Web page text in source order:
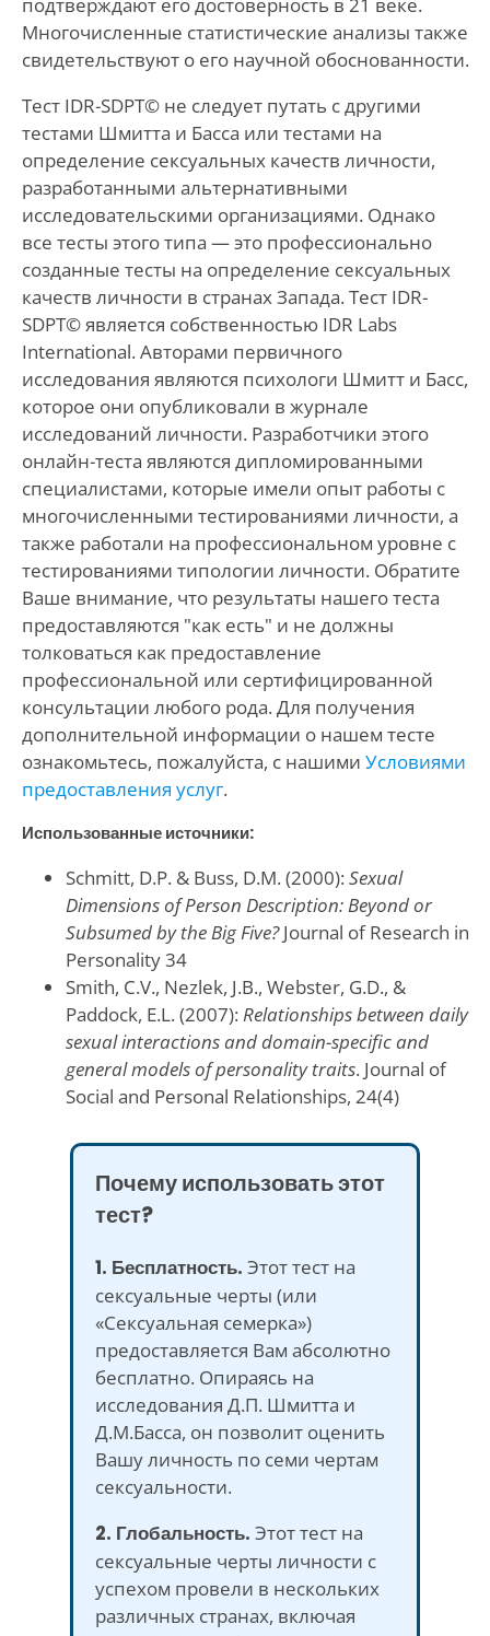
Многочисленные статистические анализы также
свидетельствуют о его научной обоснованности.
Тест IDR-SDPT© не следует путать с другими
тестами Шмитта и Басса или тестами на
определение сексуальных качеств личности,
разработанными альтернативными
исследовательскими организациями. Однако
все тесты этого типа — это профессионально
созданные тесты на определение сексуальных
качеств личности в странах Запада. Тест IDR-
SDPT© является собственностью IDR Labs
International. Авторами первичного
исследования являются психологи Шмитт и Басс,
которое они опубликовали в журнале
исследований личности. Разработчики этого
онлайн-теста являются дипломированными
специалистами, которые имели опыт работы с
многочисленными тестированиями личности, а
также работали на профессиональном уровне с
тестированиями типологии личности. Обратите
Ваше внимание, что результаты нашего теста
предоставляются "как есть" и не должны
толковаться как предоставление
профессиональной или сертифицированной
консультации любого рода. Для получения
дополнительной информации о нашем тесте
ознакомьтесь, пожалуйста, с нашими Условиями
предоставления услуг.
Использованные источники:
Schmitt, D.P. & Buss, D.M. (2000): Sexual
Dimensions of Person Description: Beyond or
Subsumed by the Big Five?Journal of Research in
Personality 34
Smith, C.V., Nezlek, J.B., Webster, G.D., &
Paddock, E.L. (2007): Relationships between daily
sexual interactions and domain-specific and
general models of personality traits. Journal of
Social and Personal Relationships, 24(4)
Почему использовать этот
тест?
1. Бесплатность. Этот тест на
сексуальные черты (или
«Сексуальная семерка»)
предоставляется Вам абсолютно
бесплатно. Опираясь на
исследования Д.П. Шмитта и
Д.М.Басса, он позволит оценить
Вашу личность по семи чертам
сексуальности.
2. Глобальность. Этот тест на
сексуальные черты личности с
успехом провели в нескольких
различных странах, включая